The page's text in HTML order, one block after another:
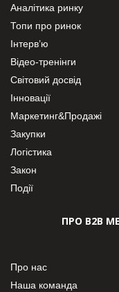
Аналітика ринку
Топи про ринок
Інтерв’ю
Відео-тренінги
Світовий досвід
Інновації
Маркетинг&Продажі
Закупки
Логістика
Закон
Події
ПРО В2В
Про нас
Наша команда